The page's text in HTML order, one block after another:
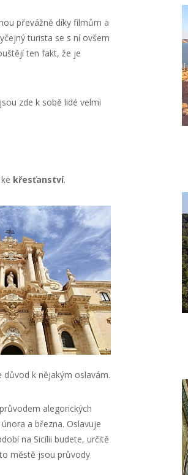
převážně díky filmům a
turista se s ní ovšem
ten fakt, že je
zde k sobě lidé velmi
křesťanství.
důvod k nějakým oslavám.
alegorických
a března. Oslavuje
na Sicílii budete, určitě
městě jsou průvody